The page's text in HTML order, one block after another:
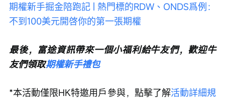
期權新手掘金陪跑記 | 熱門標的RDW、ONDS爲例：
不到100美元開啓你的第一張期權
最後，富途資訊帶來一個小福利給牛友們，歡迎牛
友們領取期權新手禮包
*本活動僅限HK特邀用戶參與，點擊了解活動詳細規